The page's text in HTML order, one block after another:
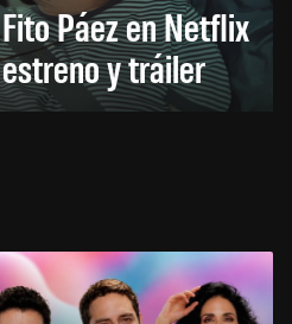
Páez en Netflix
y tráiler